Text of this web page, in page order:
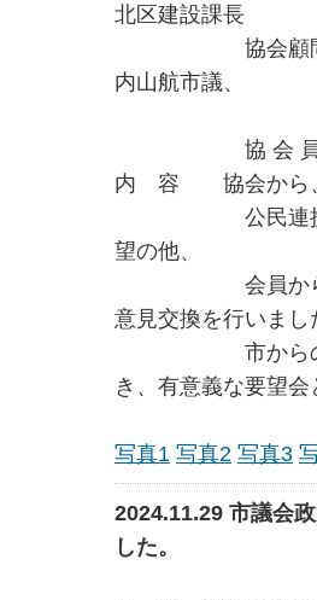
北区建設課長
協会顧問 皆川
内山航市議、
協 会 員 荒
内 容 協会から、
公民連携によ
望の他、
会員からの個
意見交換を行いまし
市からの具体
き、有意義な要望
写真1 写真2 写真3
2024.11.29 市議会
した。